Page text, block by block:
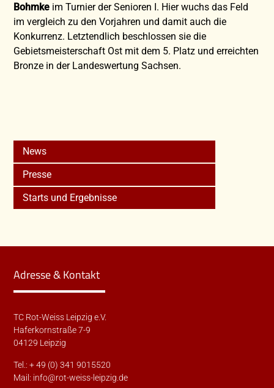
Bohmke im Turnier der Senioren I. Hier wuchs das Feld
im vergleich zu den Vorjahren und damit auch die
Konkurrenz. Letztendlich beschlossen sie die
Gebietsmeisterschaft Ost mit dem 5. Platz und erreichten
Bronze in der Landeswertung Sachsen.
News
Presse
Starts und Ergebnisse
Adresse & Kontakt
TC Rot-Weiss Leipzig e.V.
Haferkornstraße 7-9
04129 Leipzig
Tel.: + 49 (0) 341 9015520
Mail: info@rot-weiss-leipzig.de